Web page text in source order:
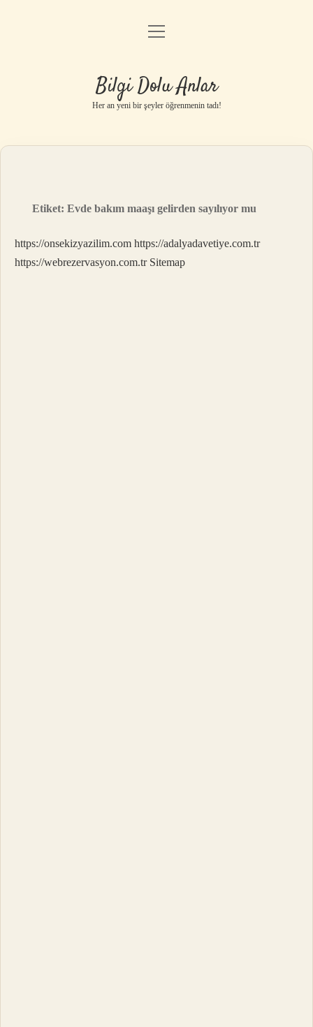
Anasayfa
Yasal Uyarı
menüyü
Bilgi Dolu Anlar
Her an yeni bir şeyler öğrenmenin tadı!
Etiket:Evde bakım maaşı gelirden sayılıyor mu
https://onsekizyazilim.com https://adalyadavetiye.com.tr
https://webrezervasyon.com.tr Sitemap